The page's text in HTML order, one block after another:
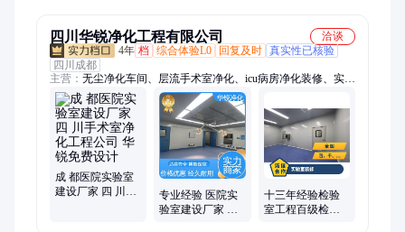
四川华锐净化工程有限公司
洽谈
4年 档 综合体验L0 回复及时 真实性已核验
四川成都
主营： 无尘净化车间、层流手术室净化、icu病房净化装修、实验
室装修、医院医学检验科、医院净化工程、实验室净化、实验室
建设、实验室施工、实验室净化工程、手术室装修、手术室改
造、手术室净化工程、净化车间、无尘车间、洁净车间、洁净
室、无尘室、无尘车间装修、净化车间装修、洁净室装修、净化
工程、洁净工程、手术室净化、化验室装修
成 都医院实验室
建设厂家 四 川手
专业经验 医院实
验室建设厂家 手
十三年经验检验
室工程百级检验